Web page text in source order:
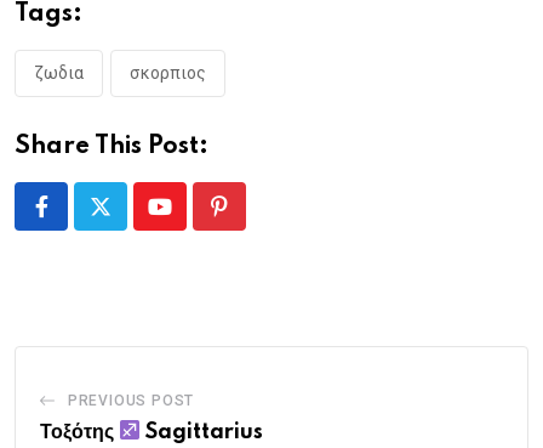
Tags:
ζωδια σκορπιος
Share This Post:
YoutubePinterest
PREVIOUS POST
Τοξότης Sagittarius